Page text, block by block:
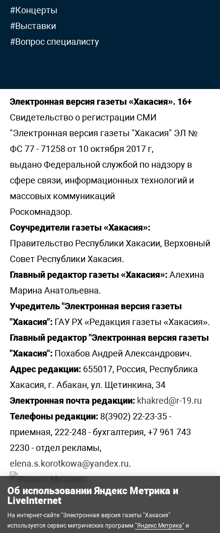
#Концерты
#Выставки
#Вопрос специалисту
Электронная версия газеты «Хакасия». 16+
Свидетельство о регистрации СМИ
"Электронная версия газеты "Хакасия" ЭЛ №
ФС 77 - 71258 от 10 октября 2017 г,
выдано Федеральной службой по надзору в
сфере связи, информационных технологий и
массовых коммуникаций
Роскомнадзор.
Соучредители газеты «Хакасия»:
Правительство Республики Хакасии, Верховный
Совет Республики Хакасия.
Главный редактор газеты «Хакасия»:Алехина
Марина Анатольевна.
Учредитель "Электронная версия газеты
"Хакасия": ГАУ РХ «Редакция газеты «Хакасия».
Главный редактор "Электронная версия газеты
"Хакасия": Похабов Андрей Александрович.
Адрес редакции: 655017, Россия, Республика
Хакасия, г. Абакан, ул. Щетинкина, 34
Электронная почта редакции: khakred@r-19.ru
Телефоны редакции: 8(3902) 22-23-35 -
приемная, 222-248 - бухгалтерия, +7 961 743
2230 - отдел рекламы,
elena.s.korotkowa@yandex.ru.
Об использовании Яндекс Метрика и
LiveInternet
На интернет-сайте "Электронная версия газеты "Хакасия"
используется сервис метрических программ "Яндекс Метрика" и